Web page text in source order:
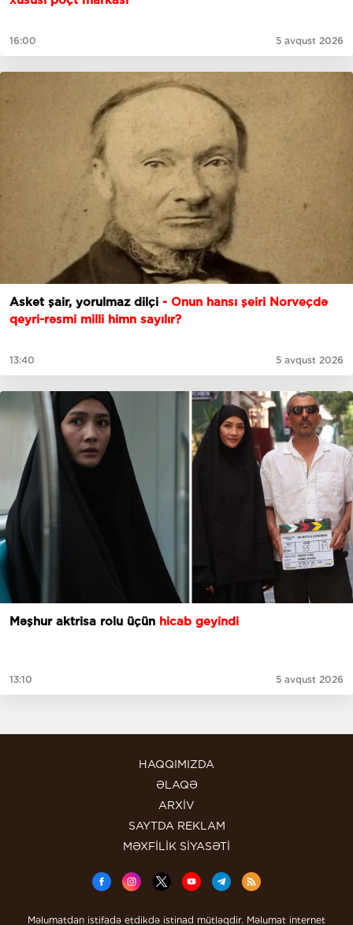
16:00 5 avqust 2026
Asket şair, yorulmaz dilçi - Onun hansı şeiri Norveçdə
qeyri-rəsmi milli himn sayılır?
13:40 5 avqust 2026
Məşhur aktrisa rolu üçün hicab geyindi
13:10 5 avqust 2026
HAQQIMIZDA
ƏLAQƏ
ARXİV
SAYTDA REKLAM
MƏXFİLİK SİYASƏTİ
Məlumatdan istifadə etdikdə istinad mütləqdir. Məlumat internet